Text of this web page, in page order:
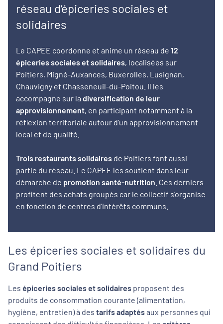
réseau d’épiceries sociales et
solidaires
Le CAPEE coordonne et anime un réseau de 12
épiceries sociales et solidaires, localisées sur
Poitiers, Migné-Auxances, Buxerolles, Lusignan,
Chauvigny et Chasseneuil-du-Poitou. Il les
accompagne sur la diversification de leur
approvisionnement, en participant notamment à la
réflexion territoriale autour d’un approvisionnement
local et de qualité.
Trois restaurants solidaires de Poitiers font aussi
partie du réseau. Le CAPEE les soutient dans leur
démarche de promotion santé-nutrition . Ces derniers
profitent des achats groupés car le collectif s’organise
en fonction de centres d’intérêts communs.
Les épiceries sociales et solidaires du
Grand Poitiers
Les épiceries sociales et solidaires proposent des
produits de consommation courante (alimentation,
hygiène, entretien) à des tarifs adaptésaux personnes qui